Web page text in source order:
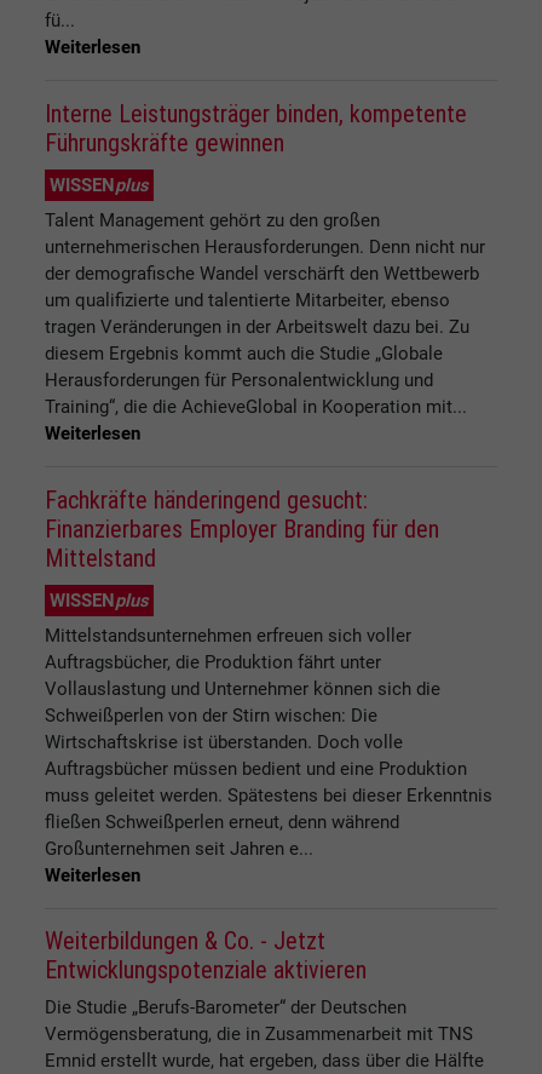
fü...
Weiterlesen
Interne Leistungsträger binden, kompetente
Führungskräfte gewinnen
WISSENplus
Talent Management gehört zu den großen
unternehmerischen Herausforderungen. Denn nicht nur
der demografische Wandel verschärft den Wettbewerb
um qualifizierte und talentierte Mitarbeiter, ebenso
tragen Veränderungen in der Arbeitswelt dazu bei. Zu
diesem Ergebnis kommt auch die Studie „Globale
Herausforderungen für Personalentwicklung und
Training“, die die AchieveGlobal in Kooperation mit...
Weiterlesen
Fachkräfte händeringend gesucht:
Finanzierbares Employer Branding für den
Mittelstand
WISSENplus
Mittelstandsunternehmen erfreuen sich voller
Auftragsbücher, die Produktion fährt unter
Vollauslastung und Unternehmer können sich die
Schweißperlen von der Stirn wischen: Die
Wirtschaftskrise ist überstanden. Doch volle
Auftragsbücher müssen bedient und eine Produktion
muss geleitet werden. Spätestens bei dieser Erkenntnis
fließen Schweißperlen erneut, denn während
Großunternehmen seit Jahren e...
Weiterlesen
Weiterbildungen & Co. - Jetzt
Entwicklungspotenziale aktivieren
Die Studie „Berufs-Barometer“ der Deutschen
Vermögensberatung, die in Zusammenarbeit mit TNS
Emnid erstellt wurde, hat ergeben, dass über die Hälfte